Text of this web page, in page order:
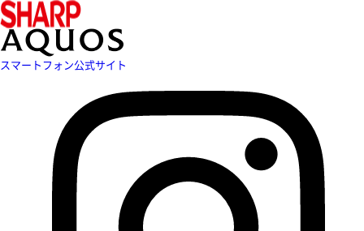
スマートフォン公式サイト